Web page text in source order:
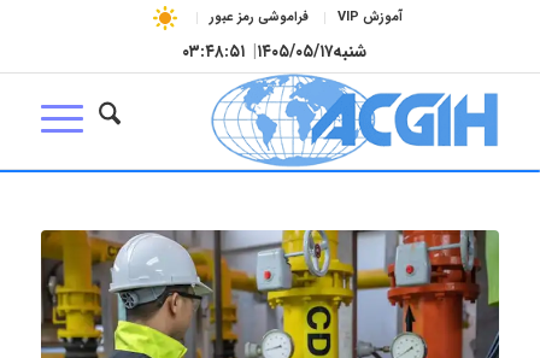
آموزش VIP فراموشی رمز عبور
شنبه۱۴۰۵/۰۵/۱۷| ۰۳:۴۸:۵۲